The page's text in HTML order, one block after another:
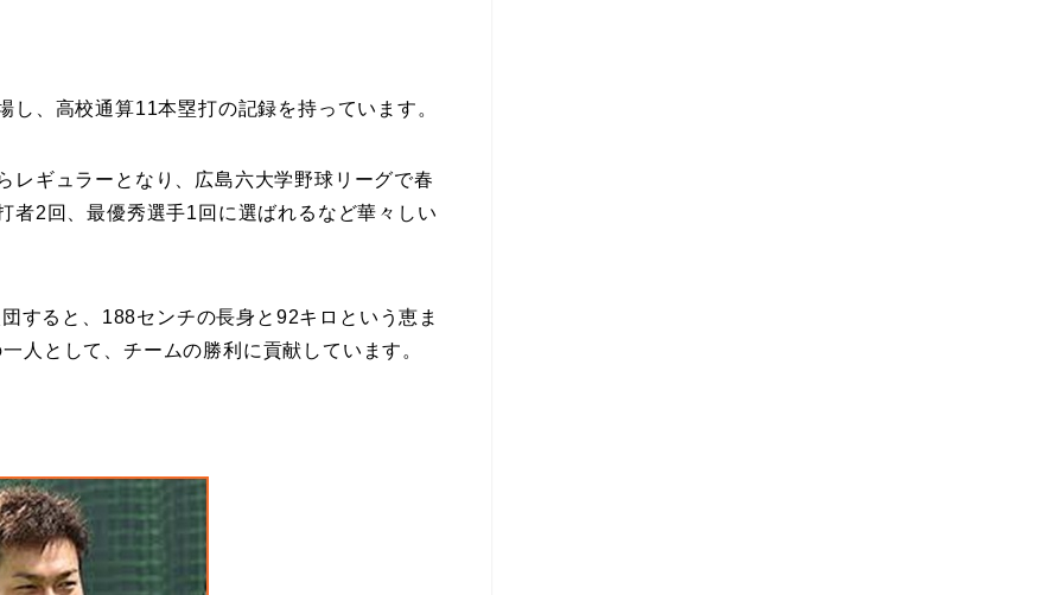
、高校通算11本塁打の記録を持っています。
レギュラーとなり、広島六大学野球リーグで春
者2回、最優秀選手1回に選ばれるなど華々しい
すると、188センチの長身と92キロという恵ま
人として、チームの勝利に貢献しています。